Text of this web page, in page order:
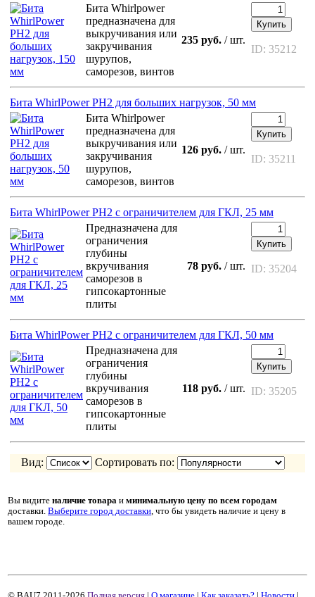
Бита Whirlpower
предназначена для
выкручивания или
закручивания
шурупов,
саморезов, винтов
235 руб. / шт.
Купить
ID: 35212
Бита WhirlPower PH2 для больших нагрузок, 50 мм
Бита Whirlpower
предназначена для
выкручивания или
закручивания
шурупов,
саморезов, винтов
126 руб. / шт.
Купить
ID: 35211
Бита WhirlPower PH2 с ограничителем для ГКЛ, 25 мм
Предназначена для
ограничения
глубины
вкручивания
саморезов в
гипсокартонные
плиты
78 руб. / шт.
Купить
ID: 35204
Бита WhirlPower PH2 с ограничителем для ГКЛ, 50 мм
Предназначена для
ограничения
глубины
вкручивания
саморезов в
гипсокартонные
плиты
118 руб. / шт.
Купить
ID: 35205
Вид: Сортировать по:
Вы видите наличие товара и минимальную цену по всем городам
доставки. Выберите город доставки, что бы увидеть наличие и цену в
вашем городе.